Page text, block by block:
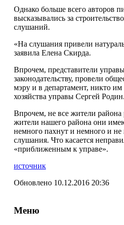
Однако больше всего авторов
высказывались за
слушаний.
«На слушания привели
заявила Елена Скирда.
Впрочем, представители
законодательству, провели
мэру и в департамент, никто
хозяйства управы Сергей Родин.
Впрочем, не все жители
жители нашего района они
немного пахнут и немного и
слушания. Что касается
«приближенным к управе».
источник
Обновлено 10.12.2016 20:36
Меню